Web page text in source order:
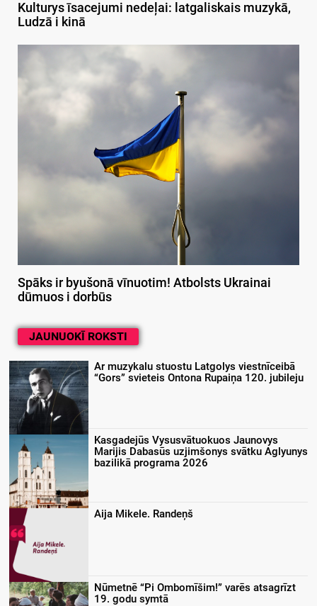
Kulturys īsacejumi nedeļai: latgaliskais muzykā,
Ludzā i kinā
Spāks ir byušonā vīnuotim! Atbolsts Ukrainai
dūmuos i dorbūs
JAUNUOKĪ ROKSTI
Ar muzykalu stuostu Latgolys viestnīceibā
“Gors” svieteis Ontona Rupaiņa 120. jubileju
Kasgadejūs Vysusvātuokuos Jaunovys
Marijis Dabasūs uzjimšonys svātku Aglyunys
bazilikā programa 2026
Aija Mikele. Randeņš
Nūmetnē “Pi Ombomīšim!” varēs atsagrīzt
19. godu symtā